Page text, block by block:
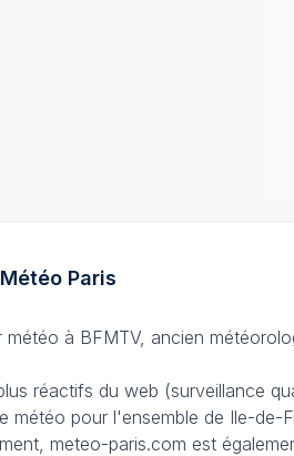
Paris
météo à BFMTV, ancien
réactifs du web (surveillance
pour l'ensemble de Ile-de-
meteo-paris.com est